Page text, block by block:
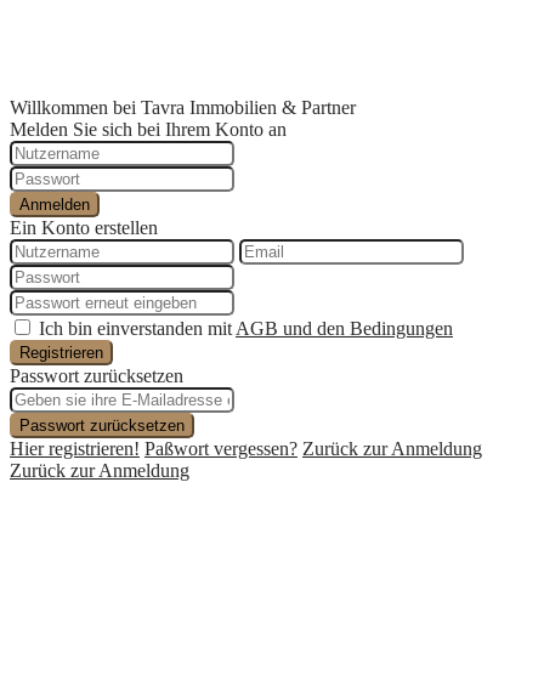
Willkommen bei Tavra Immobilien & Partner
Melden Sie sich bei Ihrem Konto an
Anmelden
Ein Konto erstellen
Ich bin einverstanden mit AGB und den Bedingungen
Registrieren
Passwort zurücksetzen
Passwort zurücksetzen
Hier registrieren! Paßwort vergessen? Zurück zur Anmeldung
Zurück zur Anmeldung